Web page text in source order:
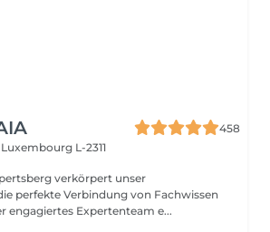
458
Luxembourg L-2311
verkörpert unser
perfekte Verbindung von Fachwissen
Unser engagiertes Expertenteam e...